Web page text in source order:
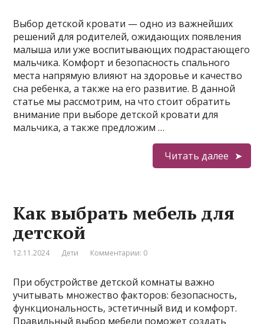
Выбор детской кровати — одно из важнейших
решений для родителей, ожидающих появления
малыша или уже воспитывающих подрастающего
мальчика. Комфорт и безопасность спального
места напрямую влияют на здоровье и качество
сна ребенка, а также на его развитие. В данной
статье мы рассмотрим, на что стоит обратить
внимание при выборе детской кровати для
мальчика, а также предложим …
Читать далее
Как выбрать мебель для
детской
12.11.2024 Дети Комментарии: 0
При обустройстве детской комнаты важно
учитывать множество факторов: безопасность,
функциональность, эстетичный вид и комфорт.
Правильный выбор мебели поможет создать